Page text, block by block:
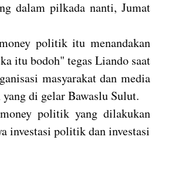
dalam pilkada nanti, Jumat
politik itu menandakan
itu bodoh" tegas Liando saat
masyarakat dan media
yang di gelar Bawaslu Sulut.
politik yang dilakukan
investasi politik dan investasi